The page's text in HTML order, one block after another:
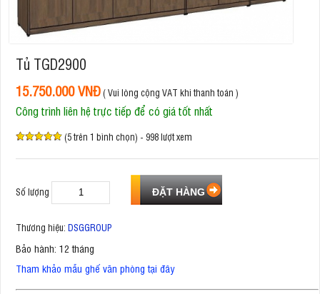
Tủ TGD2900
15.750.000 VNĐ( Vui lòng cộng VAT khi thanh toán )
Công trình liên hệ trực tiếp để có giá tốt nhất
(5 trên 1 bình chọn) - 998 lượt xem
Số lượng
Thương hiệu: DSGGROUP
Bảo hành: 12 tháng
Tham khảo mẫu ghế văn phòng tại đây